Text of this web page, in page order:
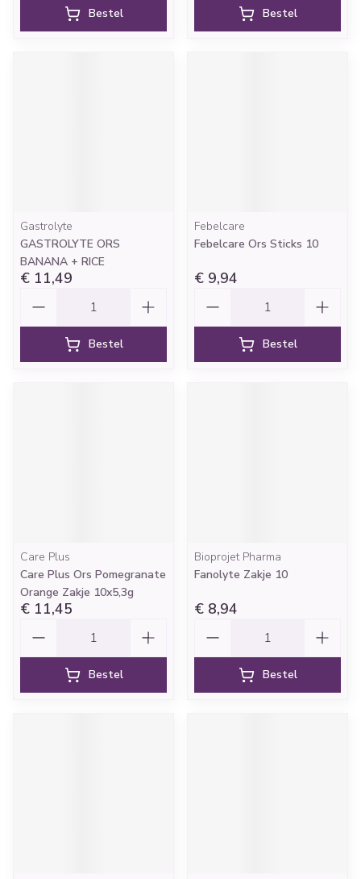
Bestel Bestel
Gastrolyte
GASTROLYTE ORS
BANANA + RICE
€ 11,49
Bestel
Febelcare
Febelcare Ors Sticks 10
€ 9,94
Bestel
Care Plus
Care Plus Ors Pomegranate
Orange Zakje 10x5,3g
€ 11,45
Bestel
Bioprojet Pharma
Fanolyte Zakje 10
€ 8,94
Bestel